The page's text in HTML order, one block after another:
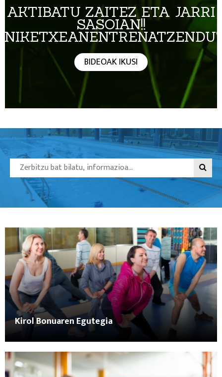
AKTIBATU ZAITEZ ETA JARRI
SASOIAN!!
BIDEOAK IKUSI
Kirol Bonuaren Egutegia